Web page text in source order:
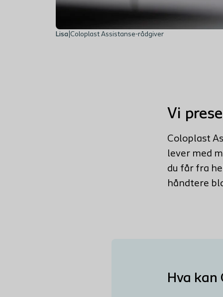
Lisa Coloplast Assistanse-rådgiver
Vi
Coloplast
lever med
du får fra
håndtere
Hva kan